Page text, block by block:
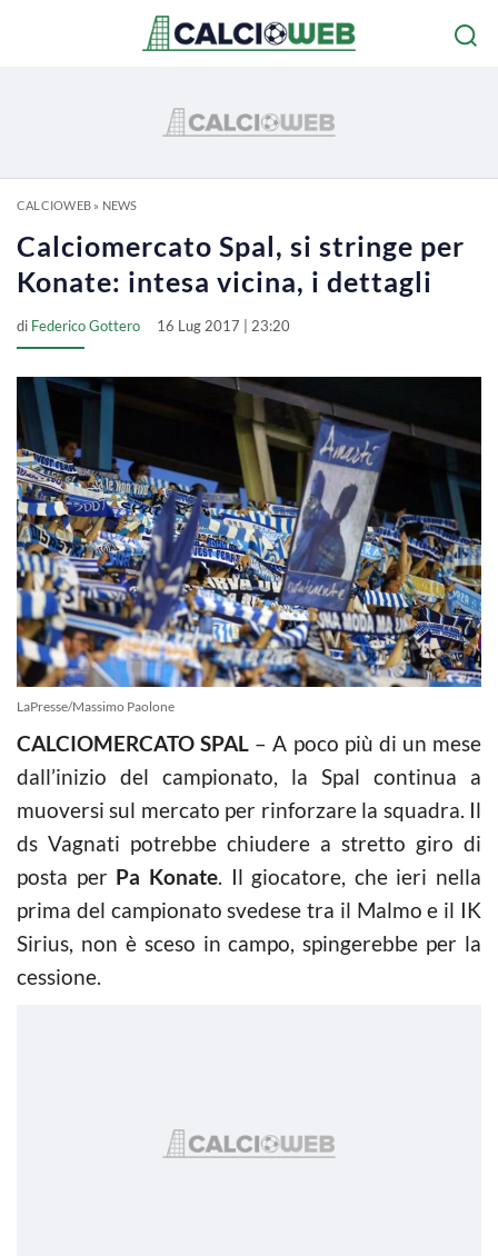
CALCIOWEB» NEWS
Calciomercato Spal, si stringe per
Konate: intesa vicina, i dettagli
di Federico Gottero 16 Lug 2017 | 23:20
LaPresse/Massimo Paolone
CALCIOMERCATO SPAL – A poco più di un mese
dall’inizio del campionato, la Spal continua a
muoversi sul mercato per rinforzare la squadra. Il
ds Vagnati potrebbe chiudere a stretto giro di
posta per Pa Konate. Il giocatore, che ieri nella
prima del campionato svedese tra il Malmo e il IK
Sirius, non è sceso in campo, spingerebbe per la
cessione.